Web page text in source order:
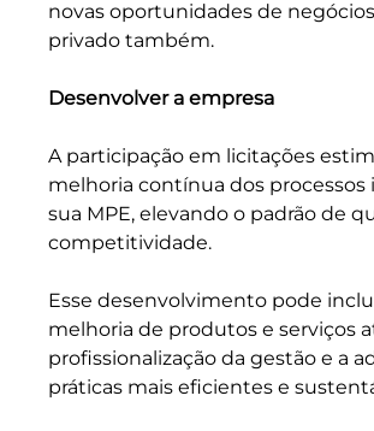
novas oportunidades de
privado também.
Desenvolver a empresa
A participação em licitações
melhoria contínua dos processos
sua MPE, elevando o padrão de
competitividade.
Esse desenvolvimento pode
melhoria de produtos e serviços
profissionalização da gestão e a
práticas mais eficientes e